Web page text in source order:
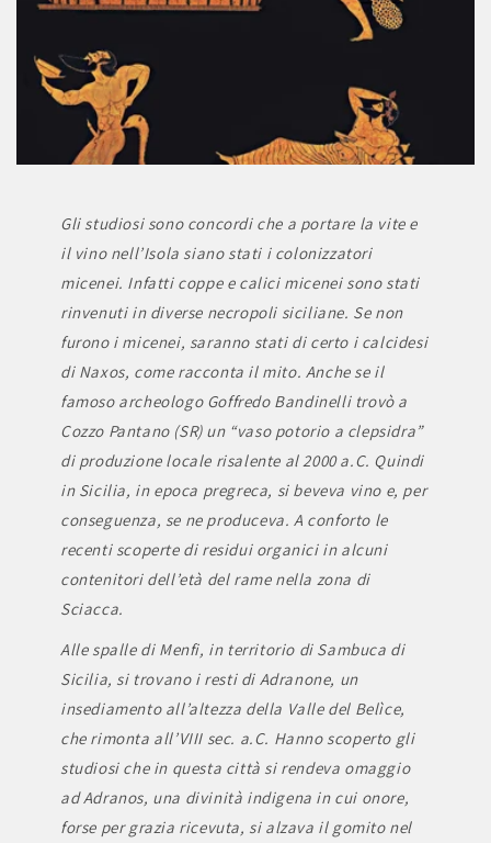
Gli studiosi sono concordi che a portare la vite e
il vino nell’Isola siano stati i colonizzatori
micenei. Infatti coppe e calici micenei sono stati
rinvenuti in diverse necropoli siciliane. Se non
furono i micenei, saranno stati di certo i calcidesi
di Naxos, come racconta il mito. Anche se il
famoso archeologo Goffredo Bandinelli trovò a
Cozzo Pantano (SR) un “vaso potorio a clepsidra”
di produzione locale risalente al 2000 a.C. Quindi
in Sicilia, in epoca pregreca, si beveva vino e, per
conseguenza, se ne produceva. A conforto le
recenti scoperte di residui organici in alcuni
contenitori dell’età del rame nella zona di
Sciacca.
Alle spalle di Menfi, in territorio di Sambuca di
Sicilia, si trovano i resti di Adranone, un
insediamento all’altezza della Valle del Belìce,
che rimonta all’VIII sec. a.C. Hanno scoperto gli
studiosi che in questa città si rendeva omaggio
ad Adranos, una divinità indigena in cui onore,
forse per grazia ricevuta, si alzava il gomito nel